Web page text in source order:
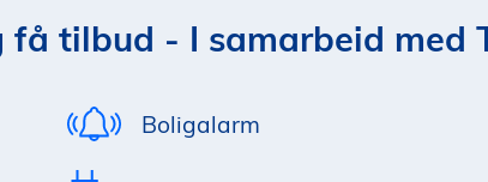
få tilbud - I samarbeid med
Boligalarm